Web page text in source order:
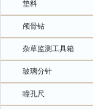
垫料
颅骨钻
杂草监测工具箱
玻璃分针
瞳孔尺